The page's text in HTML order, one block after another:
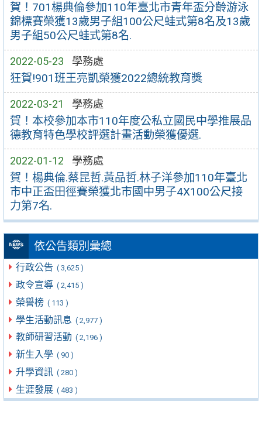
賀！701楊典倫參加110年臺北市青年盃分齡游泳
錦標賽榮獲13歲男子組100公尺蛙式第8名及13歲
男子組50公尺蛙式第8名.
2022-05-23 學務處
狂賀!901班王亮凱榮獲2022總統教育獎
2022-03-21 學務處
賀！本校參加本市110年度公私立國民中學推展品
德教育特色學校評選計畫活動榮獲優選.
2022-01-12 學務處
賀！楊典倫.蔡昆哲.黃品哲.林子洋參加110年臺北
市中正盃田徑賽榮獲北市國中男子4X100公尺接
力第7名.
依公告類別彙總
行政公告 ( 3,625 )
政令宣導 ( 2,415 )
榮譽榜 ( 113 )
學生活動訊息 ( 2,977 )
教師研習活動 ( 2,196 )
新生入學 ( 90 )
升學資訊 ( 280 )
生涯發展 ( 483 )